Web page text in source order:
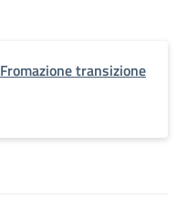
transizione